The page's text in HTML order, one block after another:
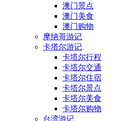
澳门景点
澳门美食
澳门购物
摩纳哥游记
卡塔尔游记
卡塔尔行程
卡塔尔交通
卡塔尔住宿
卡塔尔景点
卡塔尔美食
卡塔尔购物
台湾游记